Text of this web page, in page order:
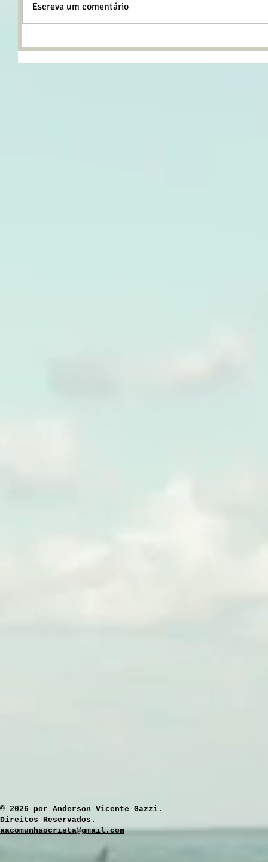
Escreva um comentário
​© 2026 por Anderson Vicente Gazzi.
Direitos Reservados.
aacomunhaocrista@gmail.com